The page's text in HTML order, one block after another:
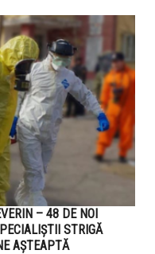
– 48 DE NOI
STRIGĂ
AȘTEAPTĂ